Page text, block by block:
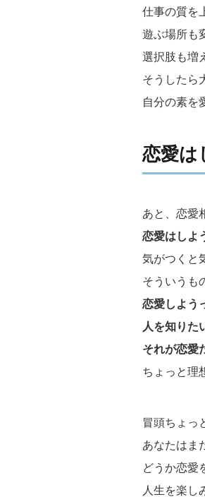
仕事の質を
遊ぶ場所も
選択肢も増
そうしたら
自分の素を
恋愛は
あと、恋愛
恋愛はしよ
気がつくと
そういうも
恋愛しよう
人を知りた
それが恋愛
ちょっと理
冒頭ちょっ
あなたはま
どうか恋愛
人生を楽し